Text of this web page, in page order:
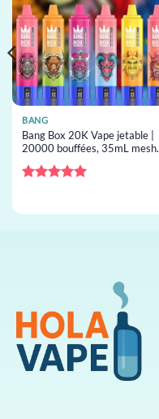
BANG
Bang Box 20K Vape jetable |
20000 bouffées, 35mL mesh,